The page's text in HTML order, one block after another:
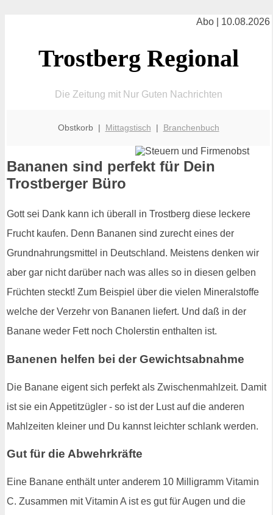
Abo | 10.08.2026
Trostberg Regional
Die Zeitung mit Nur Guten Nachrichten
Obstkorb | Mittagstisch | Branchenbuch
Bananen sind perfekt für Dein
Trostberger Büro
Gott sei Dank kann ich überall in Trostberg diese leckere
Frucht kaufen. Denn Bananen sind zurecht eines der
Grundnahrungsmittel in Deutschland. Meistens denken wir
aber gar nicht darüber nach was alles so in diesen gelben
Früchten steckt! Zum Beispiel über die vielen Mineralstoffe
welche der Verzehr von Bananen liefert. Und daß in der
Banane weder Fett noch Cholerstin enthalten ist.
Banenen helfen bei der Gewichtsabnahme
Die Banane eigent sich perfekt als Zwischenmahlzeit. Damit
ist sie ein Appetitzügler - so ist der Lust auf die anderen
Mahlzeiten kleiner und Du kannst leichter schlank werden.
Gut für die Abwehrkräfte
Eine Banane enthält unter anderem 10 Milligramm Vitamin
C. Zusammen mit Vitamin A ist es gut für Augen und die